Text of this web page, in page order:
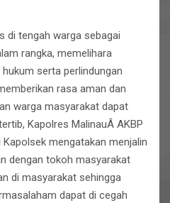
di tengah warga sebagai
rangka, memelihara
serta perlindungan
rasa aman dan
warga masyarakat dapat
Kapolres MalinauÂ AKBP
Kapolsek mengatakan menjalin
dengan tokoh masyarakat
di masyarakat sehingga
dapat di cegah